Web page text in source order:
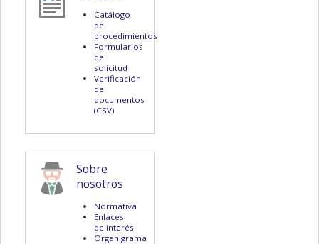
Catálogo
de
procedimientos
Formularios
de
solicitud
Verificación
de
documentos
(CSV)
Sobre
nosotros
Normativa
Enlaces
de interés
Organigrama